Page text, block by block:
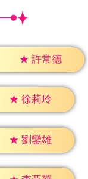
★ 許常德
★ 徐莉玲
★ 劉鑾雄